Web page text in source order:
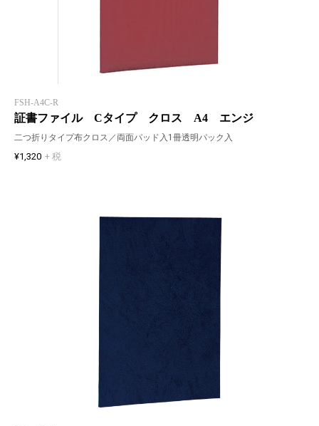
FSH-A4C-R
証書ファイル Cタイプ クロス A4 エンジ
二つ折りタイプ布クロス／両面パッド入1冊透明パック入
¥1,320 + 税